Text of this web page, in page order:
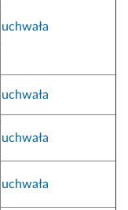
uchwała
uchwała
uchwała
uchwała